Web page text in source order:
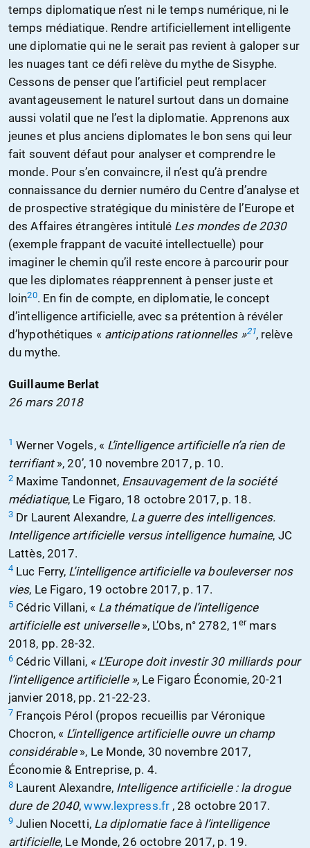
temps diplomatique n’est ni le temps numérique, ni le
temps médiatique. Rendre artificiellement intelligente
une diplomatie qui ne le serait pas revient à galoper sur
les nuages tant ce défi relève du mythe de Sisyphe.
Cessons de penser que l’artificiel peut remplacer
avantageusement le naturel surtout dans un domaine
aussi volatil que ne l’est la diplomatie. Apprenons aux
jeunes et plus anciens diplomates le bon sens qui leur
fait souvent défaut pour analyser et comprendre le
monde. Pour s’en convaincre, il n’est qu’à prendre
connaissance du dernier numéro du Centre d’analyse et
de prospective stratégique du ministère de l’Europe et
des Affaires étrangères intitulé Les mondes de 2030
(exemple frappant de vacuité intellectuelle) pour
imaginer le chemin qu’il reste encore à parcourir pour
que les diplomates réapprennent à penser juste et
loin20. En fin de compte, en diplomatie, le concept
d’intelligence artificielle, avec sa prétention à révéler
d’hypothétiques « anticipations rationnelles »21, relève
du mythe.
Guillaume Berlat
26 mars 2018
1 Werner Vogels, « L’intelligence artificielle n’a rien de
terrifiant», 20’, 10 novembre 2017, p. 10.
2 Maxime Tandonnet, Ensauvagement de la société
médiatique, Le Figaro, 18 octobre 2017, p. 18.
3 Dr Laurent Alexandre, La guerre des intelligences.
Intelligence artificielle versus intelligence humaine, JC
Lattès, 2017.
4 Luc Ferry, L’intelligence artificielle va bouleverser nos
vies, Le Figaro, 19 octobre 2017, p. 17.
5 Cédric Villani, « La thématique de l’intelligence
artificielle est universelle», L’Obs, n° 2782, 1 ermars
2018, pp. 28-32.
6 Cédric Villani, « L’Europe doit investir 30 milliards pour
l’intelligence artificielle », Le Figaro Économie, 20-21
janvier 2018, pp. 21-22-23.
7 François Pérol (propos recueillis par Véronique
Chocron, « L’intelligence artificielle ouvre un champ
considérable», Le Monde, 30 novembre 2017,
Économie & Entreprise, p. 4.
8 Laurent Alexandre, Intelligence artificielle : la drogue
dure de 2040,www.lexpress.fr, 28 octobre 2017.
9 Julien Nocetti, La diplomatie face à l’intelligence
artificielle, Le Monde, 26 octobre 2017, p. 19.